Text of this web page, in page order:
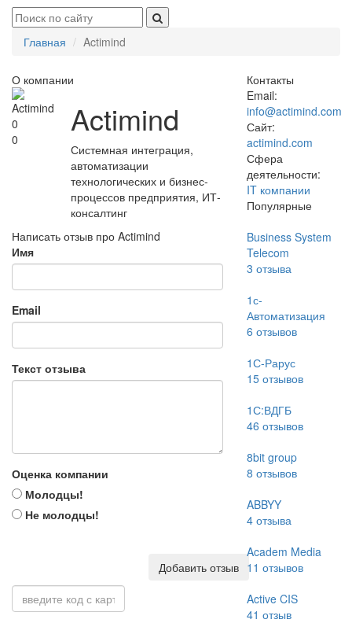
Главная Actimind
О компании
0
0
Actimind
Системная интеграция,
автоматизации
технологических и бизнес-
процессов предприятия, ИТ-
консалтинг
Написать отзыв про Actimind
Имя
Email
Текст отзыва
Оценка компании
Молодцы!
Не молодцы!
Добавить отзыв
Контакты
Email:
info@actimind.com
Сайт:
actimind.com
Сфера
деятельности:
IT компании
Популярные
Business System
Telecom
3 отзыва
1с-
Автоматизация
6 отзывов
1С-Рарус
15отзывов
1С:ВДГБ
46 отзывов
8bit group
8 отзывов
ABBYY
4отзыва
Academ Media
11 отзывов
Active CIS
41 отзыв